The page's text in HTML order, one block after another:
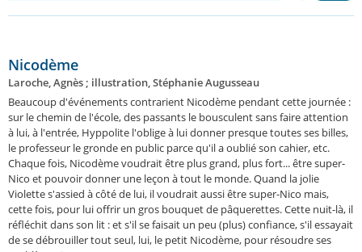
Nicodème
Laroche, Agnès ; illustration, Stéphanie Augusseau
Beaucoup d'événements contrarient Nicodème pendant cette journée :
sur le chemin de l'école, des passants le bousculent sans faire attention
à lui, à l'entrée, Hyppolite l'oblige à lui donner presque toutes ses billes,
le professeur le gronde en public parce qu'il a oublié son cahier, etc.
Chaque fois, Nicodème voudrait être plus grand, plus fort... être super-
Nico et pouvoir donner une leçon à tout le monde. Quand la jolie
Violette s'assied à côté de lui, il voudrait aussi être super-Nico mais,
cette fois, pour lui offrir un gros bouquet de pâquerettes. Cette nuit-là, il
réfléchit dans son lit : et s'il se faisait un peu (plus) confiance, s'il essayait
de se débrouiller tout seul, lui, le petit Nicodème, pour résoudre ses